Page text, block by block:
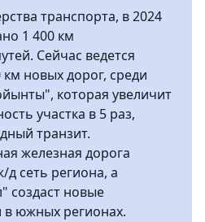
транспорта, в 2024
1 400 км
Сейчас ведется
км новых дорог, среди
которая увеличит
участка в 5 раз,
транзит.
железная дорога
д сеть региона, а
создаст новые
в южных регионах.